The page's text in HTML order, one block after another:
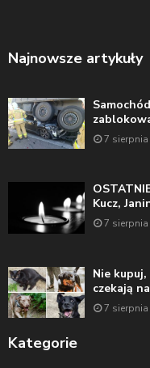
Najnowsze artykuły
7
Kucz,
7
Nie
czekają
7
Kategorie